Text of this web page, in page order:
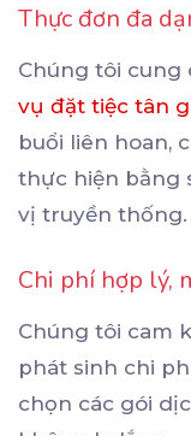
Thực đơn đa
Chúng tôi cung
vụ đặt tiệc tân
buổi liên hoan,
thực hiện bằng
vị truyền thống.
Chi phí hợp lý,
Chúng tôi cam
phát sinh chi
chọn các gói